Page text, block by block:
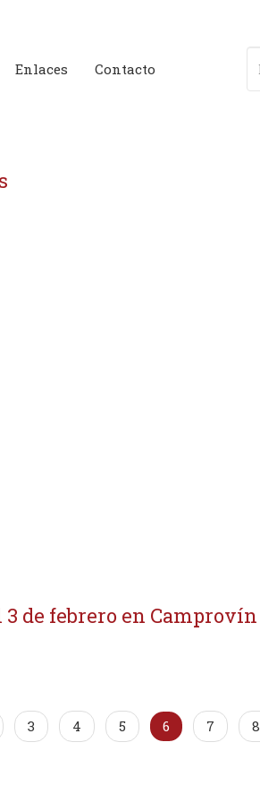
Enlaces Contacto
de febrero en Camprovín
3 4 5 6 7 8